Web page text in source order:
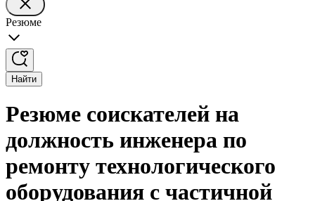
Резюме
Найти
Резюме соискателей на
должность инженера по
ремонту технологического
оборудования с частичной